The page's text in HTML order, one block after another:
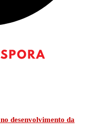
desenvolvimento da